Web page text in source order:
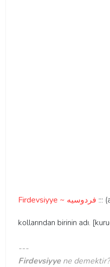
Firdevsiyye ~ فردوسيه :::
kollarından birinin adı.
---
Firdevsiyyene